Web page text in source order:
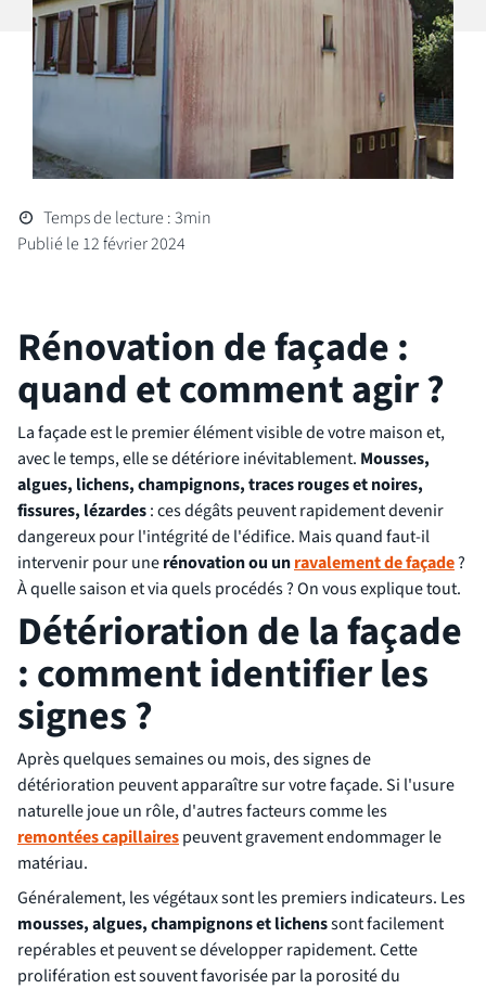
Publié le 12 février 2024
Temps de lecture : 3min
Rénovation de façade :
quand et comment agir ?
La façade est le premier élément visible de votre maison et,
avec le temps, elle se détériore inévitablement. Mousses,
algues, lichens, champignons, traces rouges et noires,
fissures, lézardes: ces dégâts peuvent rapidement devenir
dangereux pour l'intégrité de l'édifice. Mais quand faut-il
intervenir pour unerénovation ou unravalement de façade?
À quelle saison et via quels procédés ? On vous explique tout.
Détérioration de la façade
: comment identifier les
signes ?
Après quelques semaines ou mois, des signes de
détérioration peuvent apparaître sur votre façade. Si l'usure
naturelle joue un rôle, d'autres facteurs comme les
remontées capillairespeuvent gravement endommager le
matériau.
Généralement, les végétaux sont les premiers indicateurs. Les
mousses, algues, champignons et lichenssont facilement
repérables et peuvent se développer rapidement. Cette
prolifération est souvent favorisée par la porosité du